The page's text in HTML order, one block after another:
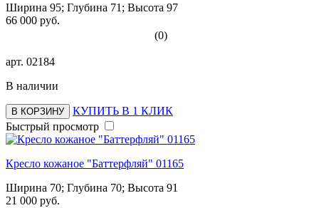
Ширина 95; Глубина 71; Высота 97
66 000 руб.
(0)
арт. 02184
В наличии
В КОРЗИНУ
КУПИТЬ В 1 КЛИК
Быстрый просмотр
Кресло кожаное "Баттерфляй" 01165
Ширина 70; Глубина 70; Высота 91
21 000 руб.